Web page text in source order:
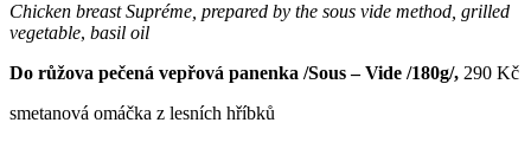
Chicken breast Supréme, prepared by the sous vide method, grilled
vegetable, basil oil
Do růžova pečená vepřová panenka /Sous – Vide /180g/, 290 Kč
smetanová omáčka z lesních hříbků